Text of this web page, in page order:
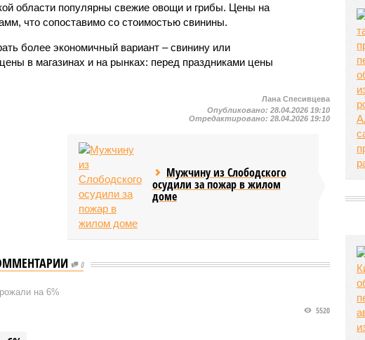
области популярны свежие овощи и грибы. Цены на
что сопоставимо со стоимостью свинины.
более экономичный вариант – свинину или
в магазинах и на рынках: перед праздниками цены
Лана Спесивцева
Опубликовано:28.04.2026 19:10
Отредактировано:28.04.2026 19:10
Мужчину из Слободского
осудили за пожар в жилом
доме
0
на 6%
5520